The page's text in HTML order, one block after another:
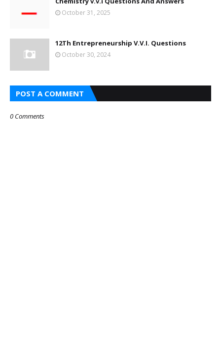
October 31, 2025
12Th Entrepreneurship V.V.I. Questions
October 30, 2024
POST A COMMENT
0 Comments